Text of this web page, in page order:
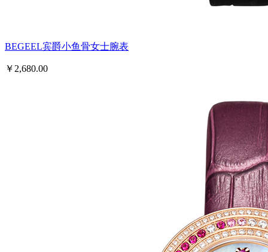
BEGEEL宾爵小鱼骨女士腕表
￥2,680.00